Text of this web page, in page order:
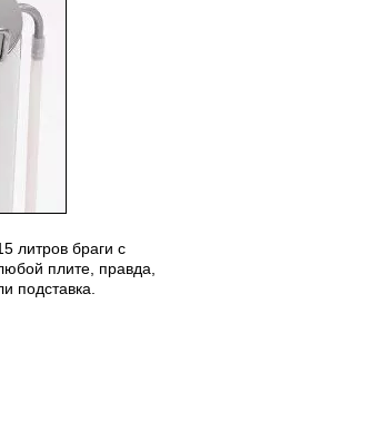
литров браги с
плите, правда,
подставка.